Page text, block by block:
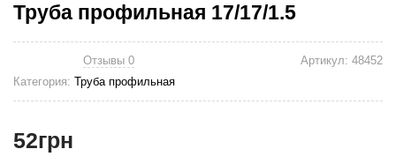
Труба профильная 17/17/1.5
Отзывы 0 Артикул: 48452
Категория:
Труба профильная
52грн